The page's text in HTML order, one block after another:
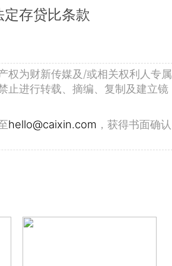
存贷比条款
权为财新传媒及/或相关权利人专属
止进行转载、摘编、复制及建立镜
hello@caixin.com ，获得书面确认